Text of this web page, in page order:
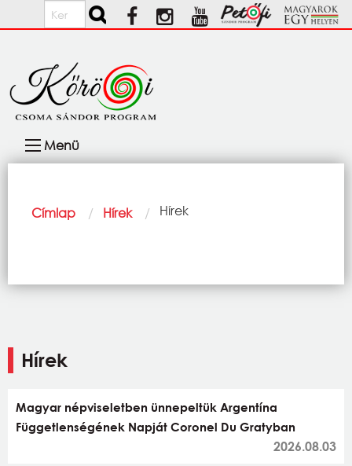
Ugrás a tartalomra
Keresés
navigáció
Menü
Morzsa
Címlap Hírek Current:
Hírek
Hírek
Magyar népviseletben ünnepeltük Argentína
Függetlenségének Napját Coronel Du Gratyban
2026.08.03